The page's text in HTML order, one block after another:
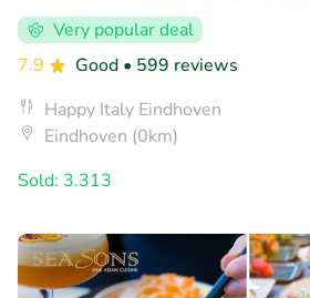
Very popular deal
7.9
Good • 599 reviews
Happy Italy Eindhoven
Eindhoven (0km)
Sold: 3.313